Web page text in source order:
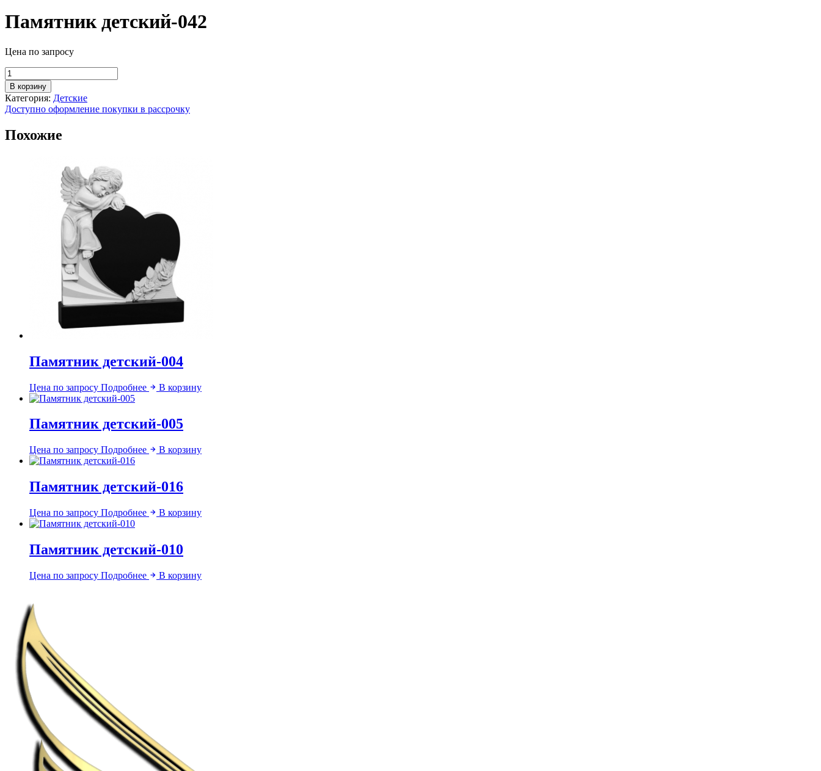
Памятник детский-042
Цена по запросу
Количество
товара
Памятник
детский-042
В корзину
Категория: Детские
Доступно оформление покупки в рассрочку
Похожие
Памятник детский-004
Цена по запросу Подробнее В корзину
Памятник детский-005
Цена по запросу Подробнее В корзину
Памятник детский-016
Цена по запросу Подробнее В корзину
Памятник детский-010
Цена по запросу Подробнее В корзину